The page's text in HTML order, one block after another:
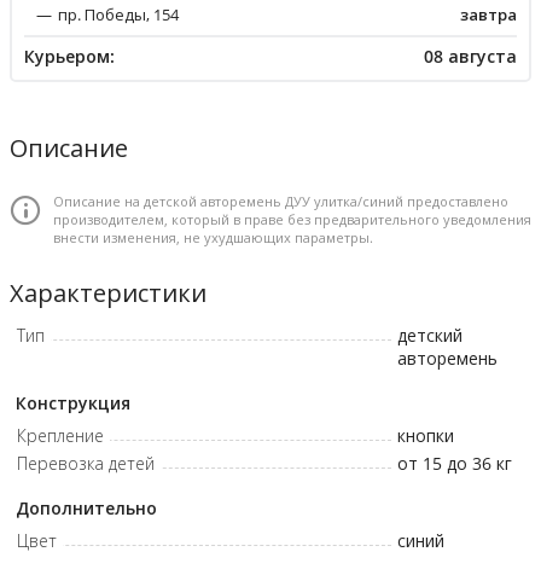
пр. Победы, 154
завтра
Курьером: 08 августа
Описание
Описание на детской авторемень ДУУ улитка/синий предоставлено
производителем, который в праве без предварительного уведомления
внести изменения, не ухудшающих параметры.
Характеристики
Тип
детский
авторемень
Конструкция
Крепление
кнопки
Перевозка детей
от 15 до 36 кг
Дополнительно
Цвет
синий